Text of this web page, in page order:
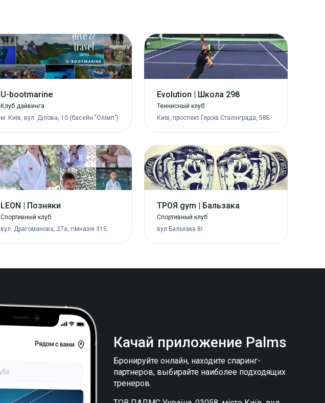
U-bootmarine
Клуб дайвинга
м. Київ, вул. Ділова, 10 (басейн "Олімп")
Evolution | Школа 298
Теннисный клуб
Київ, проспект Героїв Сталінграда, 58Б
LEON | Позняки
Спортивный клуб
вул. Драгоманова, 27а, гімназія 315
ТРОЯ gym | Бальзака
Спортивный клуб
вул.Бальзака 8г
Качай приложение Palms
Бронируйте онлайн, находите спаринг-
партнеров, выбирайте наиболее подходящих
тренеров.